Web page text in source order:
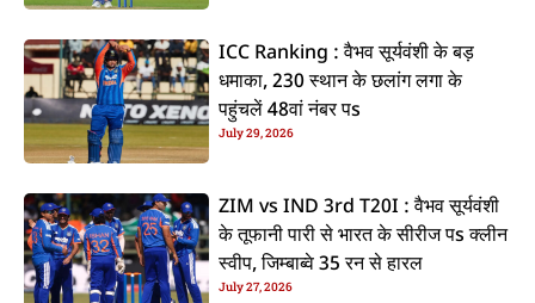
ICC Ranking : वैभव सूर्यवंशी के बड़
धमाका, 230 स्थान के छलांग लगा के
पहुंचलें 48वां नंबर पs
July 29, 2026
ZIM vs IND 3rd T20I : वैभव सूर्यवंशी
के तूफानी पारी से भारत के सीरीज पs क्लीन
स्वीप, जिम्बाब्वे 35 रन से हारल
July 27, 2026